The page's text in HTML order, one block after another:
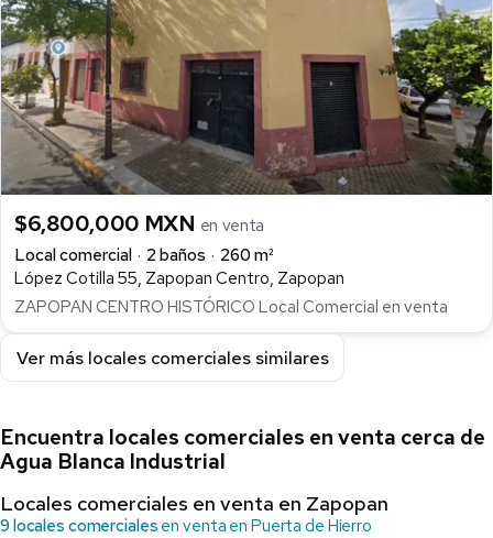
$6,800,000 MXN en venta
Local comercial
2 baños
260 m²
López Cotilla 55, Zapopan Centro, Zapopan
ZAPOPAN CENTRO HISTÓRICO Local Comercial en venta
Ver más locales comerciales similares
Encuentra locales comerciales en venta cerca de
Agua Blanca Industrial
Locales comerciales en venta en Zapopan
9 locales comerciales en venta en Puerta de Hierro